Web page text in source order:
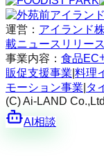
運営： アイランド
載ニュースリリース
事業内容： 食品EC
販促支援事業 料理
モーション事業 タ
(C) Ai-LAND
AI相談